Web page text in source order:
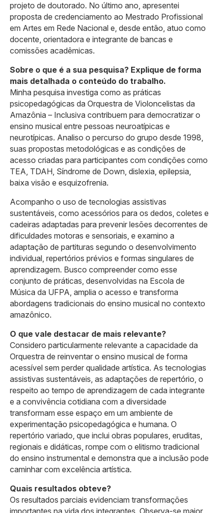
projeto de doutorado. No último ano, apresentei
proposta de credenciamento ao Mestrado Profissional
em Artes em Rede Nacional e, desde então, atuo como
docente, orientadora e integrante de bancas e
comissões acadêmicas.
Sobre o que é a sua pesquisa? Explique de forma
mais detalhada o conteúdo do trabalho.
Minha pesquisa investiga como as práticas
psicopedagógicas da Orquestra de Violoncelistas da
Amazônia – Inclusiva contribuem para democratizar o
ensino musical entre pessoas neuroatípicas e
neurotípicas. Analiso o percurso do grupo desde 1998,
suas propostas metodológicas e as condições de
acesso criadas para participantes com condições como
TEA, TDAH, Síndrome de Down, dislexia, epilepsia,
baixa visão e esquizofrenia.
Acompanho o uso de tecnologias assistivas
sustentáveis, como acessórios para os dedos, coletes e
cadeiras adaptadas para prevenir lesões decorrentes de
dificuldades motoras e sensoriais, e examino a
adaptação de partituras segundo o desenvolvimento
individual, repertórios prévios e formas singulares de
aprendizagem. Busco compreender como esse
conjunto de práticas, desenvolvidas na Escola de
Música da UFPA, amplia o acesso e transforma
abordagens tradicionais do ensino musical no contexto
amazônico.
O que vale destacar de mais relevante?
Considero particularmente relevante a capacidade da
Orquestra de reinventar o ensino musical de forma
acessível sem perder qualidade artística. As tecnologias
assistivas sustentáveis, as adaptações de repertório, o
respeito ao tempo de aprendizagem de cada integrante
e a convivência cotidiana com a diversidade
transformam esse espaço em um ambiente de
experimentação psicopedagógica e humana. O
repertório variado, que inclui obras populares, eruditas,
regionais e didáticas, rompe com o elitismo tradicional
do ensino instrumental e demonstra que a inclusão pode
caminhar com excelência artística.
Quais resultados obteve?
Os resultados parciais evidenciam transformações
importantes na vida dos integrantes. Observa-se maior